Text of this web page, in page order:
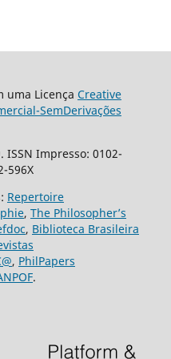
uma Licença Creative
SemDerivações
ISSN Impresso: 0102-
596X
Repertoire
, The Philosopher’s
, Biblioteca Brasileira
, PhilPapers
.